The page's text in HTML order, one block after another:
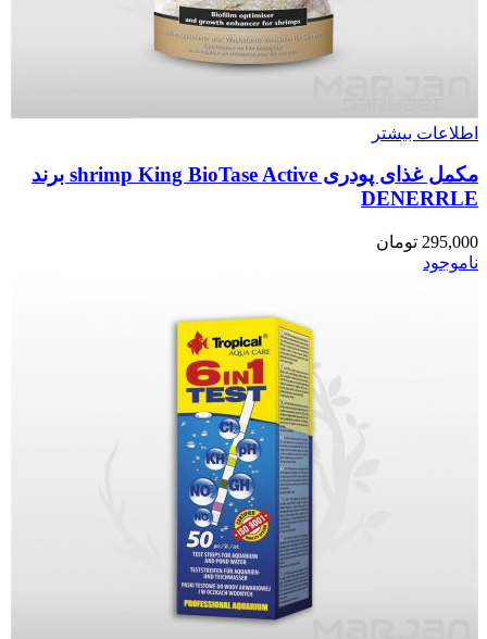
اطلاعات بیشتر
مکمل غذای پودری shrimp King BioTase Active برند
DENERRLE
295,000 تومان
ناموجود